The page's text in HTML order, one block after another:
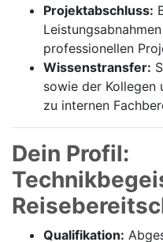
Projektabschluss:
professionellen
Wissenstransfer:
sowie der Kollegen
zu internen
Dein Profil:
Qualifikation: